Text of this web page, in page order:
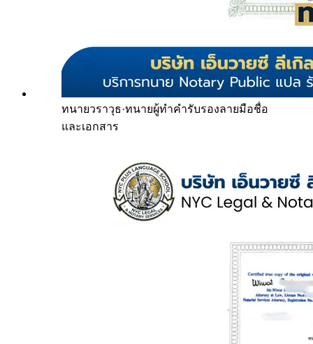
ทนายวราวุธ·ทนายผู้ทำคำรับรองลายมือชื่อ
และเอกสาร